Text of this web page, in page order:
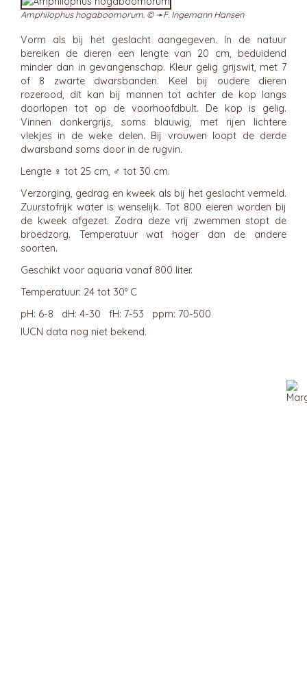
Amphilophus hogaboomorum. © ➛F. Ingemann Hansen
Vorm als bij het geslacht aangegeven. In de natuur
bereiken de dieren een lengte van 20 cm, beduidend
minder dan in gevangenschap. Kleur gelig grijswit, met 7
of 8 zwarte dwarsbanden. Keel bij oudere dieren
rozerood, dit kan bij mannen tot achter de kop langs
doorlopen tot op de voorhoofdbult. De kop is gelig.
Vinnen donkergrijs, soms blauwig, met rijen lichtere
vlekjes in de weke delen. Bij vrouwen loopt de derde
dwarsband soms door in de rugvin.
Lengte ♀ tot 25 cm, ♂ tot 30 cm.
Verzorging, gedrag en kweek als bij het geslacht vermeld.
Zuurstofrijk water is wenselijk. Tot 800 eieren worden bij
de kweek afgezet. Zodra deze vrij zwemmen stopt de
broedzorg. Temperatuur wat hoger dan de andere
soorten.
Geschikt voor aquaria vanaf 800 liter.
Temperatuur: 24 tot 30° C
pH: 6-8 dH: 4-30 fH: 7-53 ppm: 70-500
IUCN data nog niet bekend.